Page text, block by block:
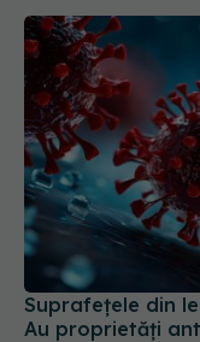
Suprafețele din
Au proprietăți